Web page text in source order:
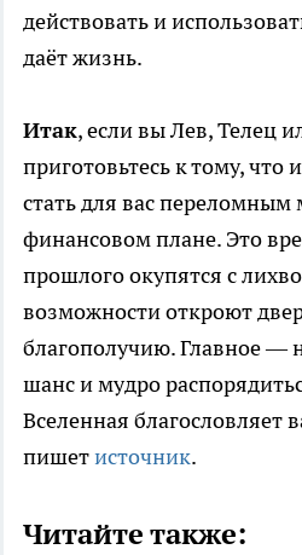
действовать и
даёт жизнь.
Итак, если вы Лев, Телец
приготовьтесь к тому,
стать для вас
финансовом плане. Это
прошлого окупятся с
возможности откроют
благополучию. Главное —
шанс и мудро
Вселенная благословляет
пишетисточник.
Читайте также: